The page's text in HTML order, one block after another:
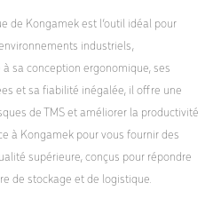
de Kongamek est l’outil idéal pour
industriels,
sa conception ergonomique, ses
et sa fiabilité inégalée, il offre une
de TMS et améliorer la productivité
à Kongamek pour vous fournir des
supérieure, conçus pour répondre
de stockage et de logistique.